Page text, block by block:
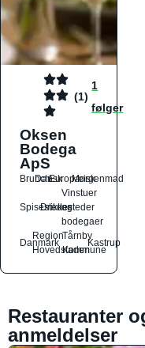
(1)
1
følger
Oksen
Bodega
ApS
Brunch
DanskEuropæiskMorgenmad
Spisesteder
Drikkesteder
Vinstuer
og
bodegaer
Danmark
Region
Hovedstaden
Tårnby
Kommune
Kastrup
Restauranter
anmeldelser